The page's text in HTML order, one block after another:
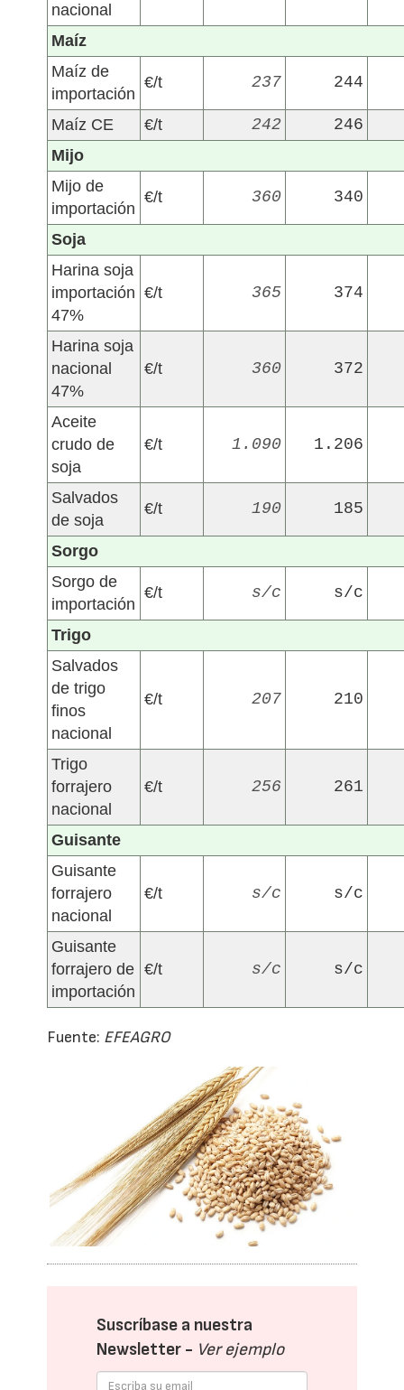
nacional
Maíz
Maíz de
importación
€/t 237 244
Maíz CE €/t 242
246
Mijo
Mijo de
importación
€/t 360 340
Soja
Harina soja
importación
47%
€/t 365 374
Harina soja
nacional
47%
€/t 360 372
Aceite
crudo de
soja
€/t 1.090 1.206
Salvados
de soja
€/t 190 185
Sorgo
Sorgo de
importación
€/t s/c s/c
Trigo
Salvados
de trigo
finos
nacional
€/t 207 210
Trigo
forrajero
nacional
€/t 256 261
Guisante
Guisante
forrajero
nacional
€/t s/c s/c
Guisante
forrajero de
importación
€/t s/c s/c
Fuente: EFEAGRO
Suscríbase a nuestra
Newsletter - Ver ejemplo